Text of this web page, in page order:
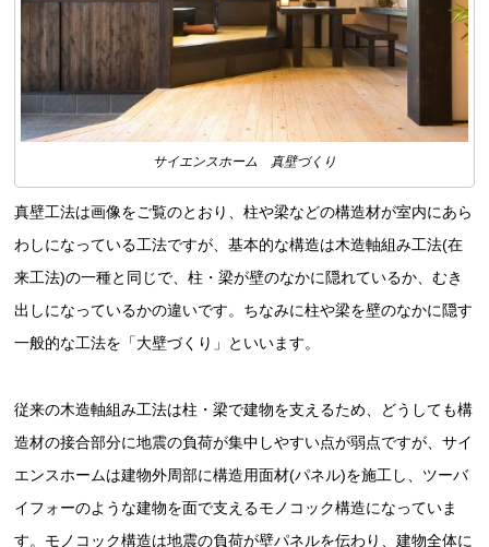
サイエンスホーム 真壁づくり
真壁工法は画像をご覧のとおり、柱や梁などの構造材が室内にあら
わしになっている工法ですが、基本的な構造は木造軸組み工法(在
来工法)の一種と同じで、柱・梁が壁のなかに隠れているか、むき
出しになっているかの違いです。ちなみに柱や梁を壁のなかに隠す
一般的な工法を「大壁づくり」といいます。
従来の木造軸組み工法は柱・梁で建物を支えるため、どうしても構
造材の接合部分に地震の負荷が集中しやすい点が弱点ですが、サイ
エンスホームは建物外周部に構造用面材(パネル)を施工し、ツーバ
イフォーのような建物を面で支えるモノコック構造になっていま
す。モノコック構造は地震の負荷が壁パネルを伝わり、建物全体に